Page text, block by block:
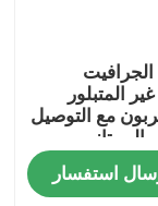
المتبلور
مع التوصيل
الممتاز
استفسار